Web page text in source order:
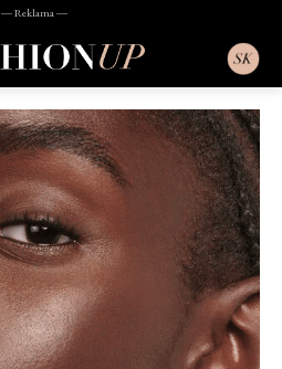
― Reklama ―